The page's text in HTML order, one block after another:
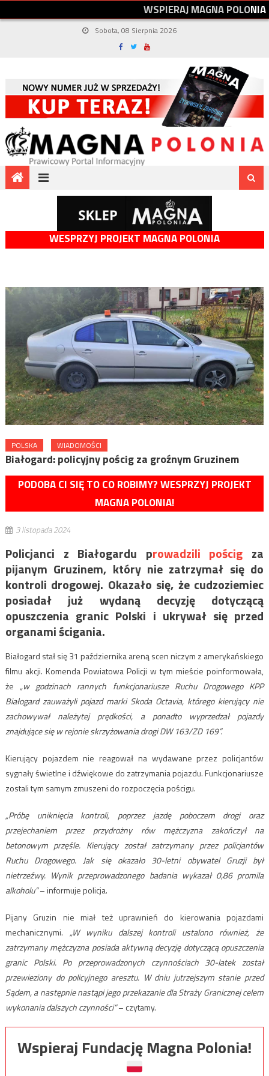
WSPIERAJMAGNAPOLONIA
Sobota, 08 Sierpnia 2026
WESPRZYJ PROJEKT MAGNA POLONIA
POLSKA WIADOMOŚCI
Białogard: policyjny pościg za groźnym Gruzinem
PODOBA CI SIĘ TO CO ROBIMY? WESPRZYJ PROJEKT
MAGNA POLONIA!
3 listopada 2024
Policjanci z Białogardu prowadzili pościg za
pijanym Gruzinem, który nie zatrzymał się do
kontroli drogowej. Okazało się, że cudzoziemiec
posiadał już wydaną decyzję dotyczącą
opuszczenia granic Polski i ukrywał się przed
organami ścigania.
Białogard stał się 31 października areną scen niczym z amerykańskiego
filmu akcji. Komenda Powiatowa Policji w tym mieście poinformowała,
że „w godzinach rannych funkcjonariusze Ruchu Drogowego KPP
Białogard zauważyli pojazd marki Skoda Octavia, którego kierujący nie
zachowywał należytej prędkości, a ponadto wyprzedzał pojazdy
znajdujące się w rejonie skrzyżowania drogi DW 163/ZD 169”.
Kierujący pojazdem nie reagował na wydawane przez policjantów
sygnały świetlne i dźwiękowe do zatrzymania pojazdu. Funkcjonariusze
zostali tym samym zmuszeni do rozpoczęcia pościgu.
„Próbę uniknięcia kontroli, poprzez jazdę poboczem drogi oraz
przejechaniem przez przydrożny rów mężczyzna zakończył na
betonowym przęśle. Kierujący został zatrzymany przez policjantów
Ruchu Drogowego. Jak się okazało 30-letni obywatel Gruzji był
nietrzeźwy. Wynik przeprowadzonego badania wykazał 0,86 promila
alkoholu”– informuje policja.
Pijany Gruzin nie miał też uprawnień do kierowania pojazdami
mechanicznymi. „W wyniku dalszej kontroli ustalono również, że
zatrzymany mężczyzna posiada aktywną decyzję dotyczącą opuszczenia
granic Polski. Po przeprowadzonych czynnościach 30-latek został
przewieziony do policyjnego aresztu. W dniu jutrzejszym stanie przed
Sądem, a następnie nastąpi jego przekazanie dla Straży Granicznej celem
wykonania dalszych czynności”– czytamy.
Wspieraj Fundację Magna Polonia!